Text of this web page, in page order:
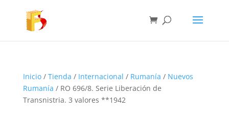
Inicio/ Tienda / Internacional / Rumanía / Nuevos
Rumanía / RO 696/8. Serie Liberación de
Transnistria. 3 valores **1942